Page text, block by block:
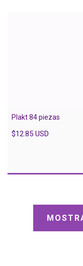
Plakt 84 piezas
$12.85 USD